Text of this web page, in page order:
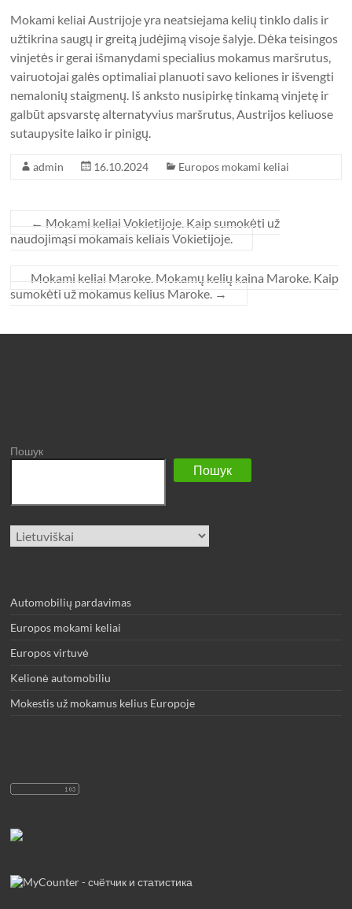
Mokami keliai Austrijoje yra neatsiejama kelių tinklo dalis ir
užtikrina saugų ir greitą judėjimą visoje šalyje. Dėka teisingos
vinjetės ir gerai išmanydami specialius mokamus maršrutus,
vairuotojai galės optimaliai planuoti savo keliones ir išvengti
nemalonių staigmenų. Iš anksto nusipirkę tinkamą vinjetę ir
galbūt apsvarstę alternatyvius maršrutus, Austrijos keliuose
sutaupysite laiko ir pinigų.
admin 16.10.2024 Europos mokami keliai
← Mokami keliai Vokietijoje. Kaip sumokėti už
naudojimąsi mokamais keliais Vokietijoje.
Mokami keliai Maroke. Mokamų kelių kaina Maroke. Kaip
sumokėti už mokamus kelius Maroke. →
Пошук
Пошук
Pasirinkite
kalbą
Automobilių pardavimas
Europos mokami keliai
Europos virtuvė
Kelionė automobiliu
Mokestis už mokamus kelius Europoje